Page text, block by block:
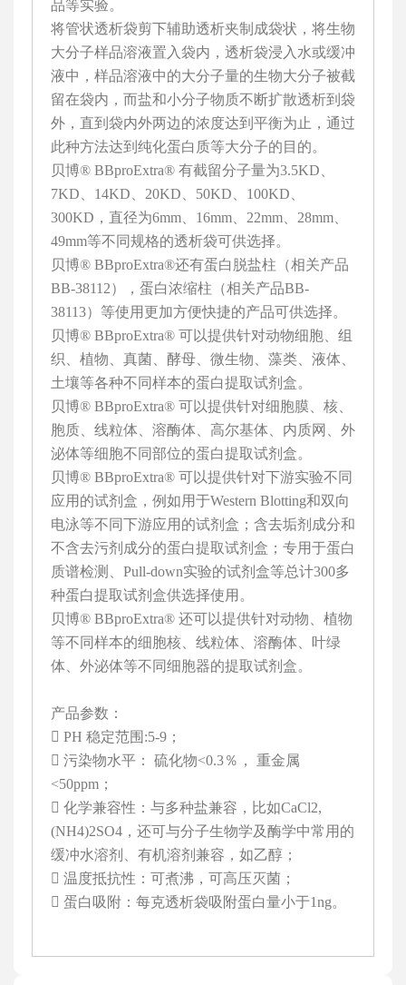
大分子样品溶液置入袋内，透析袋浸入水或缓冲
液中，样品溶液中的大分子量的生物大分子被截
留在袋内，而盐和小分子物质不断扩散透析到袋
外，直到袋内外两边的浓度达到平衡为止，通过
此种方法达到纯化蛋白质等大分子的目的。
贝博® BBproExtra® 有截留分子量为3.5KD、
7KD、14KD、20KD、50KD、100KD、
300KD，直径为6mm、16mm、22mm、28mm、
49mm等不同规格的透析袋可供选择。
贝博® BBproExtra®还有蛋白脱盐柱（相关产品
BB-38112），蛋白浓缩柱（相关产品BB-
38113）等使用更加方便快捷的产品可供选择。
贝博® BBproExtra® 可以提供针对动物细胞、组
织、植物、真菌、酵母、微生物、藻类、液体、
土壤等各种不同样本的蛋白提取试剂盒。
贝博® BBproExtra® 可以提供针对细胞膜、核、
胞质、线粒体、溶酶体、高尔基体、内质网、外
泌体等细胞不同部位的蛋白提取试剂盒。
贝博® BBproExtra® 可以提供针对下游实验不同
应用的试剂盒，例如用于Western Blotting和双向
电泳等不同下游应用的试剂盒；含去垢剂成分和
不含去污剂成分的蛋白提取试剂盒；专用于蛋白
质谱检测、Pull-down实验的试剂盒等总计300多
种蛋白提取试剂盒供选择使用。
贝博® BBproExtra® 还可以提供针对动物、植物
等不同样本的细胞核、线粒体、溶酶体、叶绿
体、外泌体等不同细胞器的提取试剂盒。
产品参数：
 污染物水平： 硫化物<0.3％， 重金属
<50ppm；
 化学兼容性：与多种盐兼容，比如CaCl2,
(NH4)2SO4，还可与分子生物学及酶学中常用的
缓冲水溶剂、有机溶剂兼容，如乙醇；
 温度抵抗性：可煮沸，可高压灭菌；
 蛋白吸附：每克透析袋吸附蛋白量小于1ng。